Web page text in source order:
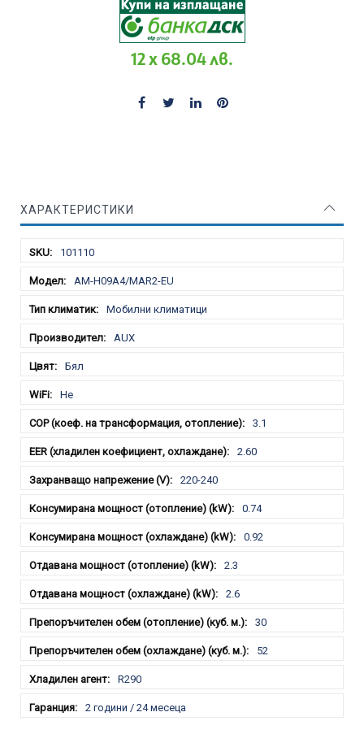
12 x 68.04 лв.
ХАРАКТЕРИСТИКИ
101110
AM-H09A4/MAR2-EU
Мобилни климатици
AUX
Бял
Не
3.1
2.60
220-240
0.74
0.92
2.3
2.6
30
52
R290
2 години / 24 месеца